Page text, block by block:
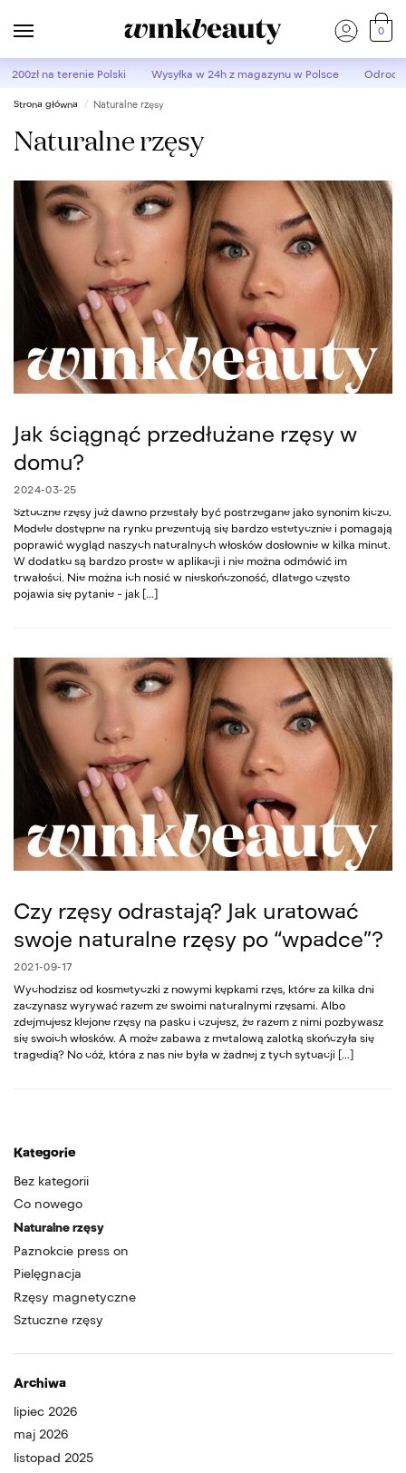
0
200zł na terenie Polski Wysyłka w 24h z magazynu w Polsce
Strona główna / Naturalne rzęsy
Naturalne rzęsy
Jak ściągnąć przedłużane rzęsy w
domu?
2024-03-25
Sztuczne rzęsy już dawno przestały być postrzegane jako synonim kiczu.
Modele dostępne na rynku prezentują się bardzo estetycznie i pomagają
poprawić wygląd naszych naturalnych włosków dosłownie w kilka minut.
W dodatku są bardzo proste w aplikacji i nie można odmówić im
trwałości. Nie można ich nosić w nieskończoność, dlatego często
pojawia się pytanie – jak […]
Czy rzęsy odrastają? Jak uratować
swoje naturalne rzęsy po “wpadce”?
2021-09-17
Wychodzisz od kosmetyczki z nowymi kępkami rzęs, które za kilka dni
zaczynasz wyrywać razem ze swoimi naturalnymi rzęsami. Albo
zdejmujesz klejone rzęsy na pasku i czujesz, że razem z nimi pozbywasz
się swoich włosków. A może zabawa z metalową zalotką skończyła się
tragedią? No cóż, która z nas nie była w żadnej z tych sytuacji […]
Kategorie
Bez kategorii
Co nowego
Naturalne rzęsy
Paznokcie press on
Pielęgnacja
Rzęsy magnetyczne
Sztuczne rzęsy
Archiwa
lipiec 2026
maj 2026
listopad 2025